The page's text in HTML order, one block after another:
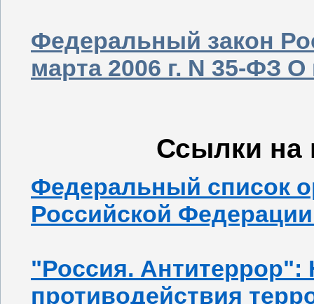
Федеральный закон
марта 2006 г. N 35-ФЗ
Ссылки на
Федеральный список
Российской
"Россия.
противодействия